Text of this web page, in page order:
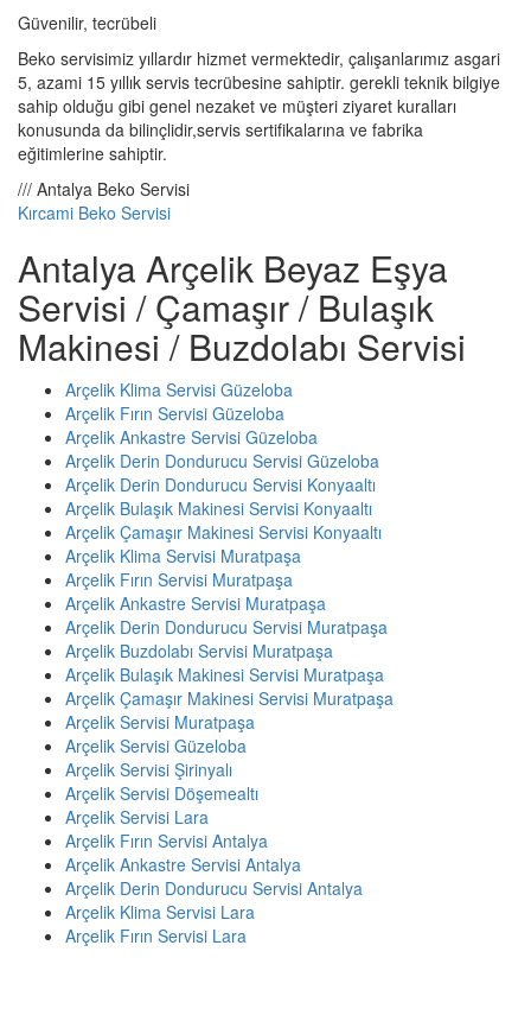
Güvenilir, tecrübeli
Beko servisimiz yıllardır hizmet vermektedir, çalışanlarımız asgari
5, azami 15 yıllık servis tecrübesine sahiptir. gerekli teknik bilgiye
sahip olduğu gibi genel nezaket ve müşteri ziyaret kuralları
konusunda da bilinçlidir,servis sertifikalarına ve fabrika
eğitimlerine sahiptir.
/// Antalya Beko Servisi
Kırcami Beko Servisi
Antalya Arçelik Beyaz Eşya
Servisi / Çamaşır / Bulaşık
Makinesi / Buzdolabı Servisi
Arçelik Klima Servisi Güzeloba
Arçelik Fırın Servisi Güzeloba
Arçelik Ankastre Servisi Güzeloba
Arçelik Derin Dondurucu Servisi Güzeloba
Arçelik Derin Dondurucu Servisi Konyaaltı
Arçelik Bulaşık Makinesi Servisi Konyaaltı
Arçelik Çamaşır Makinesi Servisi Konyaaltı
Arçelik Klima Servisi Muratpaşa
Arçelik Fırın Servisi Muratpaşa
Arçelik Ankastre Servisi Muratpaşa
Arçelik Derin Dondurucu Servisi Muratpaşa
Arçelik Buzdolabı Servisi Muratpaşa
Arçelik Bulaşık Makinesi Servisi Muratpaşa
Arçelik Çamaşır Makinesi Servisi Muratpaşa
Arçelik Servisi Muratpaşa
Arçelik Servisi Güzeloba
Arçelik Servisi Şirinyalı
Arçelik Servisi Döşemealtı
Arçelik Servisi Lara
Arçelik Fırın Servisi Antalya
Arçelik Ankastre Servisi Antalya
Arçelik Derin Dondurucu Servisi Antalya
Arçelik Klima Servisi Lara
Arçelik Fırın Servisi Lara